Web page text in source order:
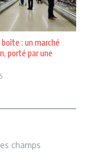
boîte : un marché
porté par une
champs